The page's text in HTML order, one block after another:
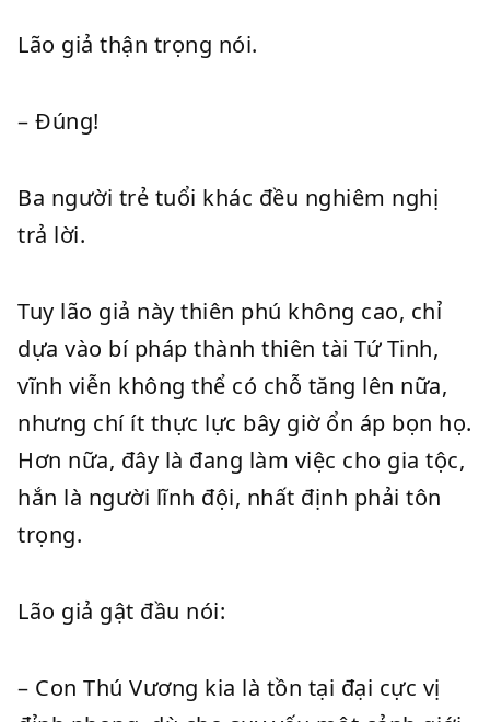
Lão giả thận trọng nói.
– Đúng!
Ba người trẻ tuổi khác đều nghiêm nghị
trả lời.
Tuy lão giả này thiên phú không cao, chỉ
dựa vào bí pháp thành thiên tài Tứ Tinh,
vĩnh viễn không thể có chỗ tăng lên nữa,
nhưng chí ít thực lực bây giờ ổn áp bọn họ.
Hơn nữa, đây là đang làm việc cho gia tộc,
hắn là người lĩnh đội, nhất định phải tôn
trọng.
Lão giả gật đầu nói:
– Con Thú Vương kia là tồn tại đại cực vị